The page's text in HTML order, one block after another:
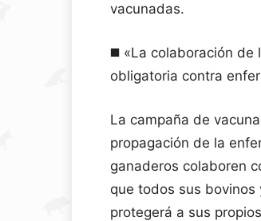
vacunadas.
◼️ «La colaboración de
obligatoria contra
La campaña de
propagación de la
ganaderos colaboren
que todos sus
protegerá a sus